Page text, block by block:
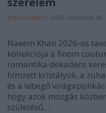
gaborszakacs • 2025. november 26.
Naeem Khan 2026-os
kollekciója a finom
romantika dekadens
hímzett kristályok, a
és a lebegő
hogy azok mozgás
születésű,…